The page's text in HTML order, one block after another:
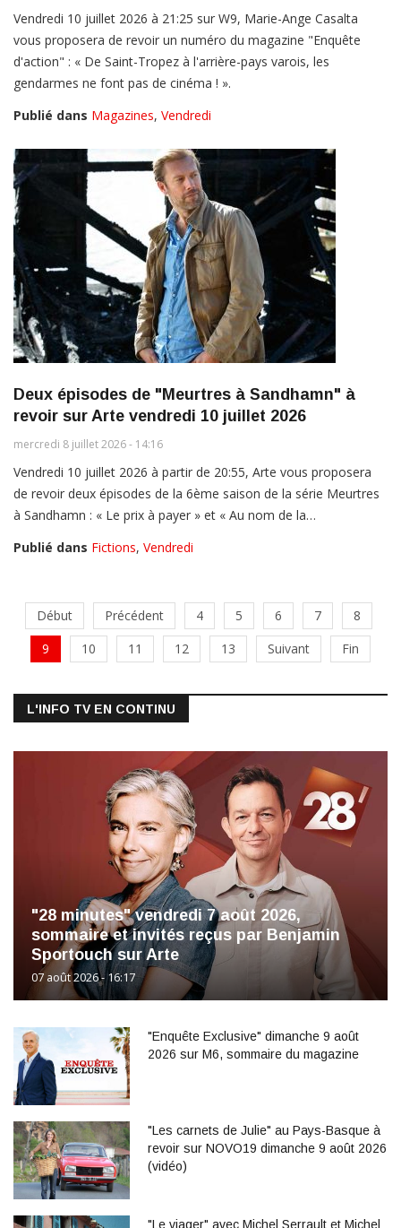
Vendredi 10 juillet 2026 à 21:25 sur W9, Marie-Ange Casalta
vous proposera de revoir un numéro du magazine "Enquête
d'action" : « De Saint-Tropez à l'arrière-pays varois, les
gendarmes ne font pas de cinéma ! ».
Publié dans Magazines, Vendredi
Deux épisodes de "Meurtres à Sandhamn" à
revoir sur Arte vendredi 10 juillet 2026
mercredi 8 juillet 2026 - 14:16
Vendredi 10 juillet 2026 à partir de 20:55, Arte vous proposera
de revoir deux épisodes de la 6ème saison de la série Meurtres
à Sandhamn : « Le prix à payer » et « Au nom de la…
Publié dans Fictions, Vendredi
Début Précédent 4 5 6 7
8
9
10 11 12 13 Suivant Fin
L'INFO TV EN CONTINU
"28 minutes" vendredi 7 août 2026,
sommaire et invités reçus par Benjamin
Sportouch sur Arte
07 août 2026 - 16:17
"Enquête Exclusive" dimanche 9 août
2026 sur M6, sommaire du magazine
"Les carnets de Julie" au Pays-Basque à
revoir sur NOVO19 dimanche 9 août 2026
(vidéo)
"Le viager" avec Michel Serrault et Michel